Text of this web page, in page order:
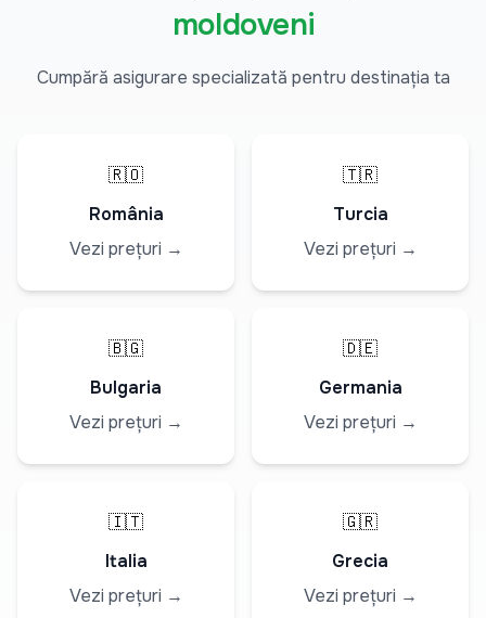
moldoveni
Cumpără asigurare specializată pentru destinația ta
🇷🇴
România
Vezi prețuri →
🇹🇷
Turcia
Vezi prețuri →
🇧🇬
Bulgaria
Vezi prețuri →
🇩🇪
Germania
Vezi prețuri →
🇮🇹
Italia
Vezi prețuri →
🇬🇷
Grecia
Vezi prețuri →